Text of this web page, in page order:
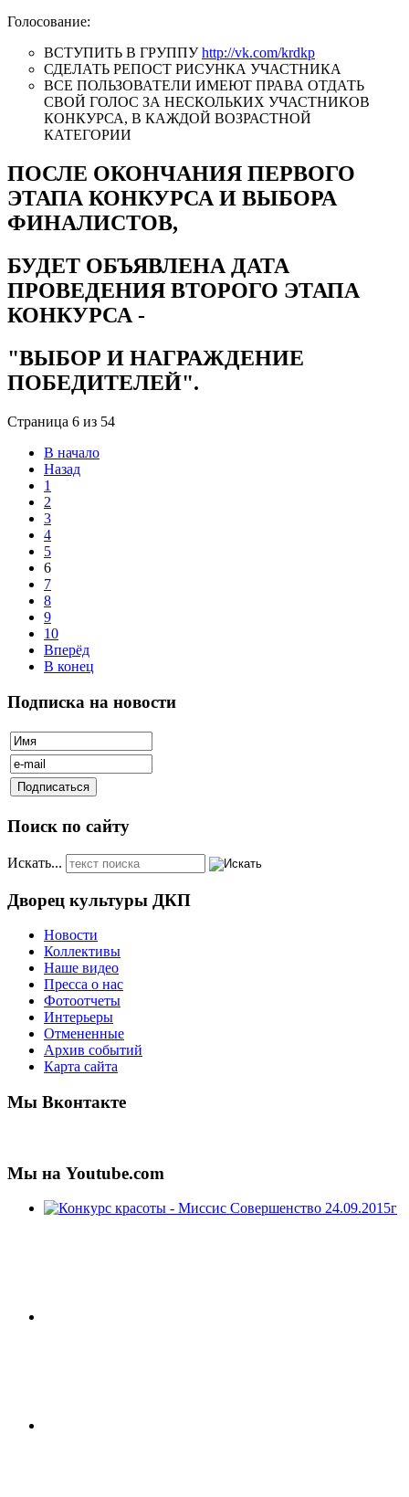
Голосование:
ВСТУПИТЬ В ГРУППУhttp://vk.com/krdkp
СДЕЛАТЬ РЕПОСТ РИСУНКА УЧАСТНИКА
ВСЕ ПОЛЬЗОВАТЕЛИ ИМЕЮТ ПРАВА ОТДАТЬ
СВОЙ ГОЛОС ЗА НЕСКОЛЬКИХ УЧАСТНИКОВ
КОНКУРСА, В КАЖДОЙ ВОЗРАСТНОЙ
КАТЕГОРИИ
ПОСЛЕ ОКОНЧАНИЯ ПЕРВОГО
ЭТАПА КОНКУРСА И ВЫБОРА
ФИНАЛИСТОВ,
БУДЕТ ОБЪЯВЛЕНА ДАТА
ПРОВЕДЕНИЯ ВТОРОГО ЭТАПА
КОНКУРСА -
"ВЫБОР И НАГРАЖДЕНИЕ
ПОБЕДИТЕЛЕЙ".
Страница 6 из 54
В начало
Назад
1
2
3
4
5
6
7
8
9
10
Вперёд
В конец
Подписка на новости
Поиск по сайту
Искать...
Дворец культуры ДКП
Новости
Коллективы
Наше видео
Пресса о нас
Фотоотчеты
Интерьеры
Отмененные
Архив событий
Карта сайта
Мы Вконтакте
Мы на Youtube.com